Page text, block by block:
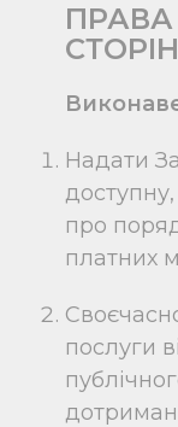
ПРАВА
СТОРІН
Надати
про
платних
послуги